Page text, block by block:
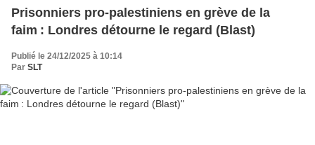
Prisonniers pro-palestiniens en grève de la
faim : Londres détourne le regard (Blast)
Publié le 24/12/2025 à 10:14
Par SLT